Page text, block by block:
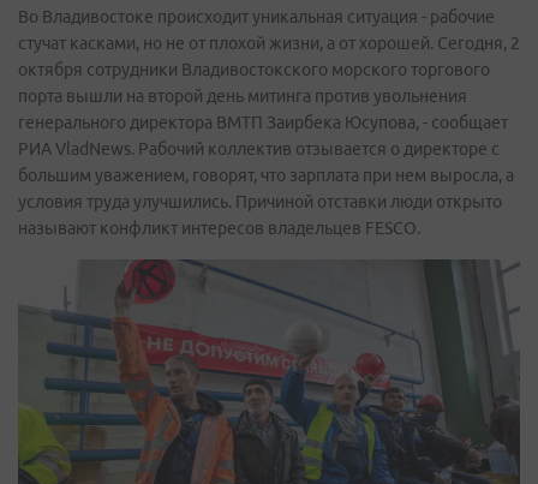
Во Владивостоке происходит уникальная ситуация - рабочие
стучат касками, но не от плохой жизни, а от хорошей. Сегодня, 2
октября сотрудники Владивостокского морского торгового
порта вышли на второй день митинга против увольнения
генерального директора ВМТП Заирбека Юсупова, - сообщает
РИА VladNews. Рабочий коллектив отзывается о директоре с
большим уважением, говорят, что зарплата при нем выросла, а
условия труда улучшились. Причиной отставки люди открыто
называют конфликт интересов владельцев FESCO.